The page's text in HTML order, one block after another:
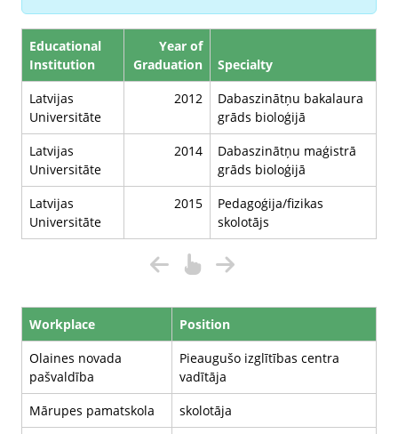
Educational
Institution
Year of
Graduation
Specialty
Latvijas
Universitāte
2012
Dabaszinātņu bakalaura
grāds bioloģijā
Latvijas
Universitāte
2014
Dabaszinātņu maģistrā
grāds bioloģijā
Latvijas
Universitāte
2015
Pedagoģija/fizikas
skolotājs
Workplace
Position
Olaines novada
pašvaldība
Pieaugušo izglītības centra
vadītāja
Mārupes pamatskola
skolotāja